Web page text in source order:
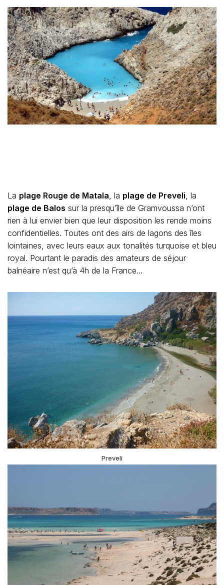
La plage Rouge de Matala , la plage de Preveli , la
plage de Balos sur la presqu’île de Gramvoussa n’ont
rien à lui envier bien que leur disposition les rende moins
confidentielles. Toutes ont des airs de lagons des îles
lointaines, avec leurs eaux aux tonalités turquoise et bleu
royal. Pourtant le paradis des amateurs de séjour
balnéaire n’est qu’à 4h de la France…
Preveli